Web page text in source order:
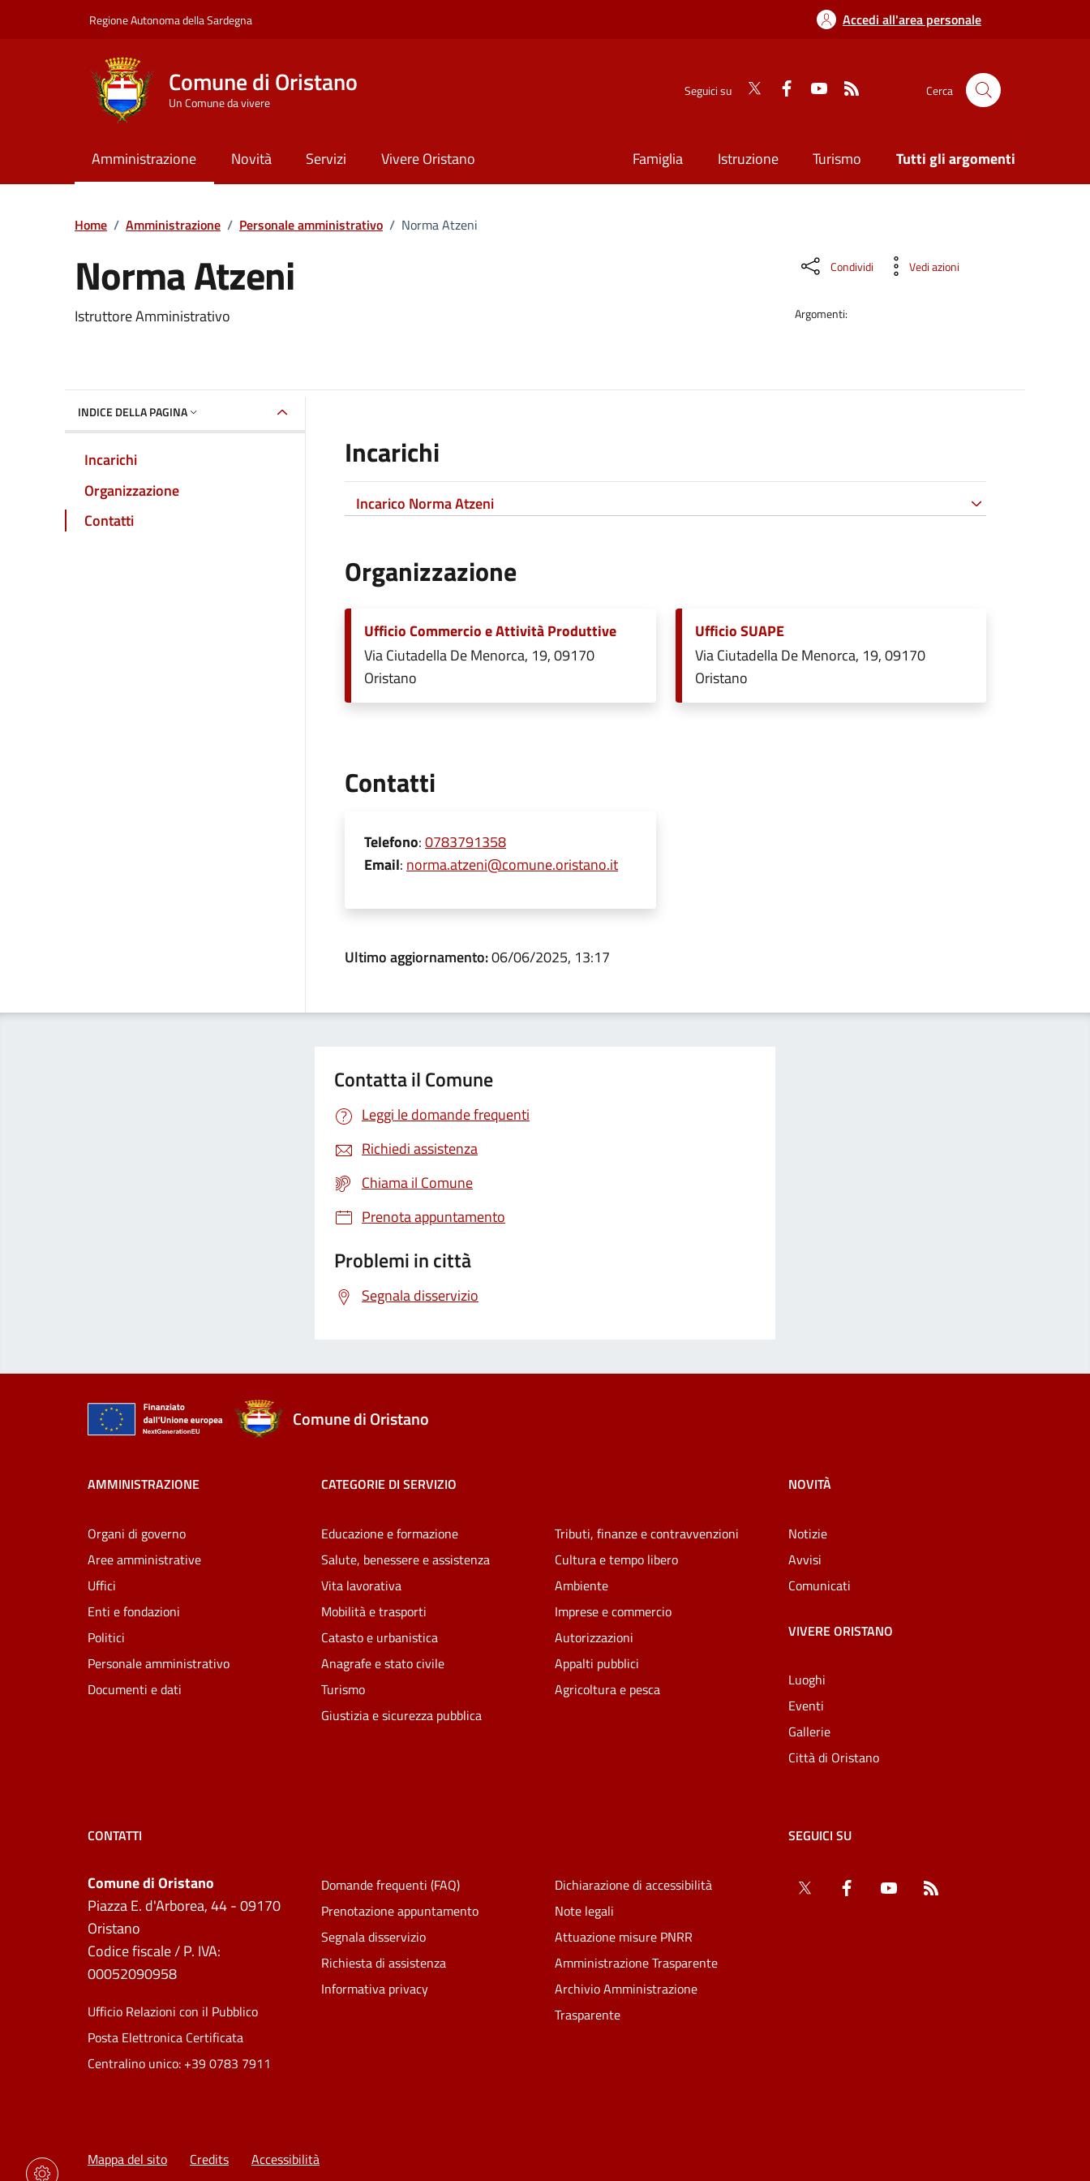
Regione Autonoma della Sardegna Accedi all'area personale
Comune di Oristano
Un Comune da vivere
Seguici su Cerca
Amministrazione Novità Servizi Vivere Oristano Famiglia Istruzione Turismo Tutti gli argomenti
Home / Amministrazione / Personale amministrativo / Norma Atzeni
Norma Atzeni
Dettaglio della persona
Istruttore Amministrativo
Condividi Vedi azioni
Argomenti:
INDICE DELLA PAGINA
Incarichi
Organizzazione
Contatti
Incarichi
Incarico Norma Atzeni
Organizzazione
Ufficio Commercio e Attività Produttive
Via Ciutadella De Menorca, 19, 09170
Oristano
Ufficio SUAPE
Via Ciutadella De Menorca, 19, 09170
Oristano
Contatti
Telefono:0783791358
Email: norma.atzeni@comune.oristano.it
Ultimo aggiornamento:06/06/2025, 13:17
Contatta il Comune
Leggi le domande frequenti
Richiedi assistenza
Chiama il Comune
Prenota appuntamento
Problemi in città
Segnala disservizio
Comune di Oristano
AMMINISTRAZIONE
Organi di governo
Aree amministrative
Uffici
Enti e fondazioni
Politici
Personale amministrativo
Documenti e dati
CATEGORIE DI SERVIZIO
Educazione e formazione
Salute, benessere e assistenza
Vita lavorativa
Mobilità e trasporti
Catasto e urbanistica
Anagrafe e stato civile
Turismo
Giustizia e sicurezza pubblica
Tributi, finanze e contravvenzioni
Cultura e tempo libero
Ambiente
Imprese e commercio
Autorizzazioni
Appalti pubblici
Agricoltura e pesca
NOVITÀ
Notizie
Avvisi
Comunicati
VIVERE ORISTANO
Luoghi
Eventi
Gallerie
Città di Oristano
CONTATTI
Comune di Oristano
Piazza E. d'Arborea, 44 - 09170
Oristano
Codice fiscale / P. IVA:
00052090958
Ufficio Relazioni con il Pubblico
Posta Elettronica Certificata
Centralino unico: +39 0783 7911
Domande frequenti (FAQ)
Prenotazione appuntamento
Segnala disservizio
Richiesta di assistenza
Informativa privacy
Dichiarazione di accessibilità
Note legali
Attuazione misure PNRR
Amministrazione Trasparente
Archivio Amministrazione
Trasparente
SEGUICI SU
Twitter Facebook YouTube
Mappa del sito Credits Accessibilità